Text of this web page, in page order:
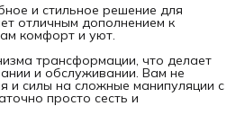
и стильное решение для
отличным дополнением к
комфорт и уют.
трансформации, что делает
и обслуживании. Вам не
и силы на сложные манипуляции с
просто сесть и